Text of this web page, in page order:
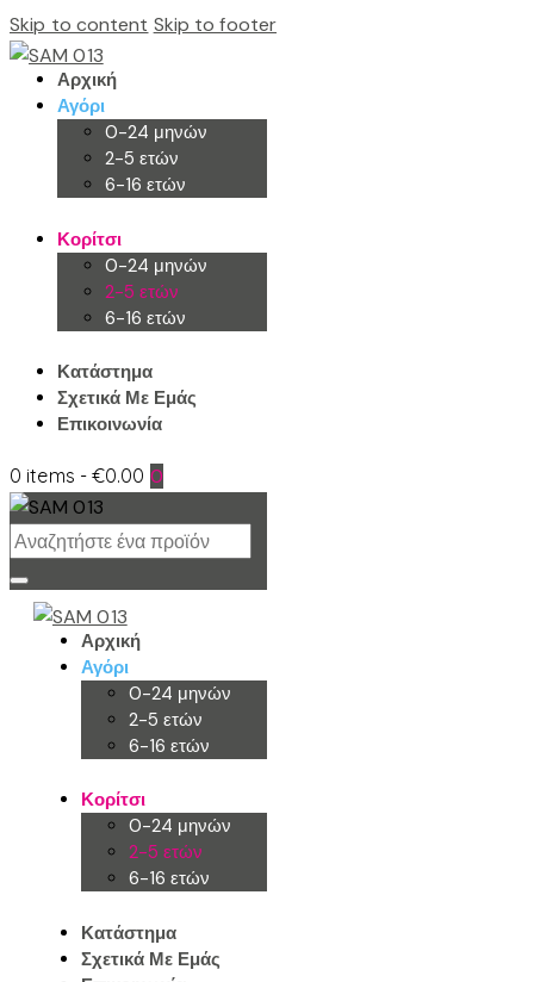
Skip to content Skip to footer
Αρχική
Αγόρι
0-24 μηνών
2-5 ετών
6-16 ετών
Κορίτσι
0-24 μηνών
2-5 ετών
6-16 ετών
Κατάστημα
Σχετικά Με Εμάς
Επικοινωνία
0 items -€0.00 0
Αρχική
Αγόρι
0-24 μηνών
2-5 ετών
6-16 ετών
Κορίτσι
0-24 μηνών
2-5 ετών
6-16 ετών
Κατάστημα
Σχετικά Με Εμάς